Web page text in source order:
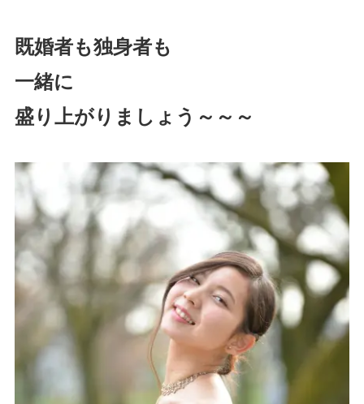
既婚者も独身者も
一緒に
盛り上がりましょう～～～